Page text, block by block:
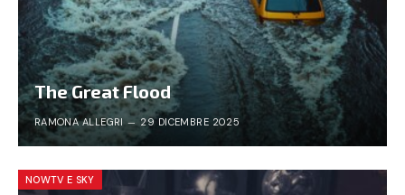
The Great Flood
RAMONA ALLEGRI 29 DICEMBRE 2025
NOWTV E SKY